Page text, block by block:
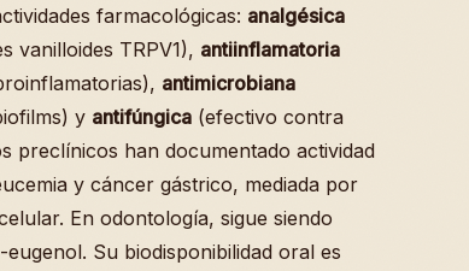
farmacológicas: analgésica
vanilloides TRPV1), antiinflamatoria
antimicrobiana
y antifúngica (efectivo contra
preclínicos han documentado actividad
y cáncer gástrico, mediada por
En odontología, sigue siendo
Su biodisponibilidad oral es